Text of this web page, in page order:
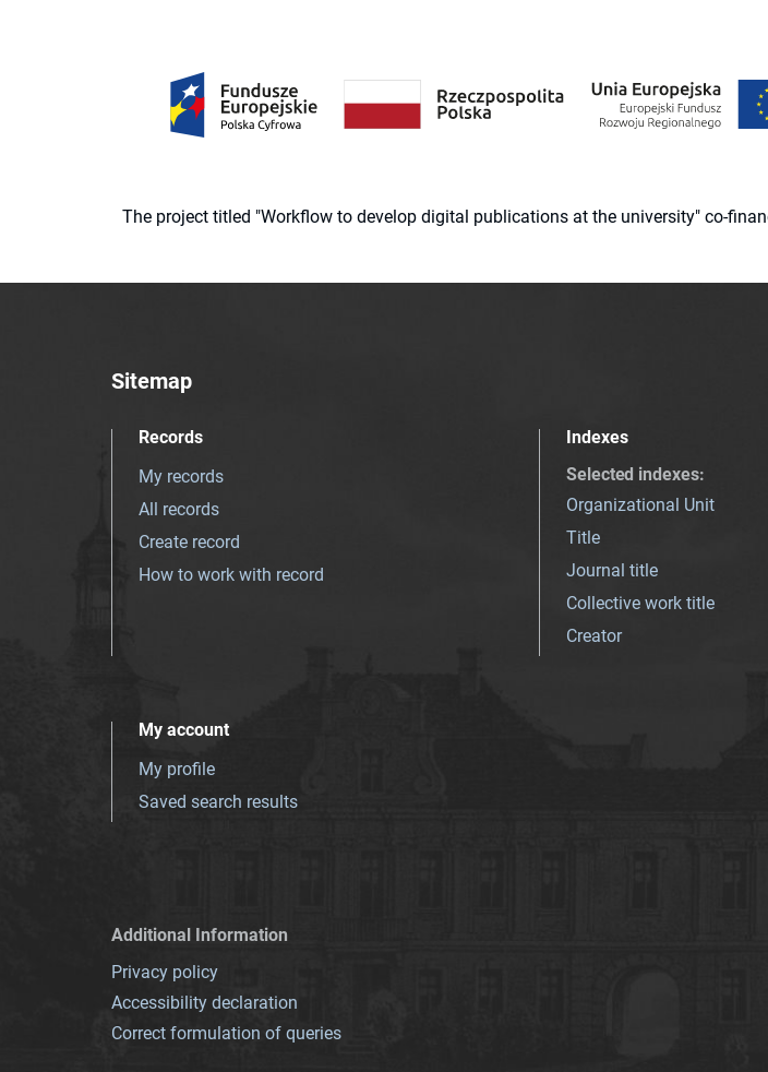
The project titled "Workflow to develop digital publications at the university" co-
Sitemap
Records
My records
All records
Create record
How to work with record
Indexes
Selected indexes:
Organizational Unit
Title
Journal title
Collective work title
Creator
My account
My profile
Saved search results
Additional Information
Privacy policy
Accessibility declaration
Correct formulation of queries